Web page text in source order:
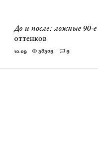
До и после: ложные 90-е
оттенков
10.09 38309 9